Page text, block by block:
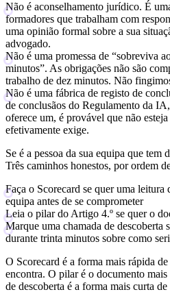
Não é aconselhamento jurídico. É
formadores que trabalham com
uma opinião formal sobre a sua
advogado.
Não é uma promessa de “sobreviva
minutos”. As obrigações não são
trabalho de dez minutos. Não
Não é uma fábrica de registo de
de conclusãos do Regulamento da
oferece um, é provável que não
efetivamente exige.
Se é a pessoa da sua equipa que tem
Três caminhos honestos, por ordem
Faça o Scorecard se quer uma leitura
equipa antes de se comprometer
Leia o pilar do Artigo 4.º se quer o
Marque uma chamada de descoberta
durante trinta minutos sobre como
O Scorecard é a forma mais rápida
encontra. O pilar é o documento
de descoberta é a forma mais curta de